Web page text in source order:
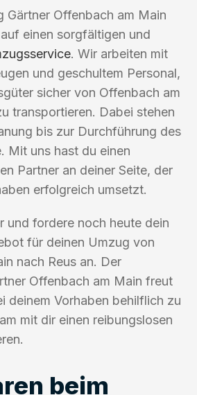
Gärtner Offenbach am Main
einen sorgfältigen und
. Wir arbeiten mit
und geschultem Personal,
sicher von Offenbach am
transportieren. Dabei stehen
bis zur Durchführung des
Mit uns hast du einen
Partner an deiner Seite, der
erfolgreich umsetzt.
und fordere noch heute dein
für deinen Umzug von
nach Reus an. Der
Offenbach am Main freut
deinem Vorhaben behilflich zu
mit dir einen reibungslosen
beim